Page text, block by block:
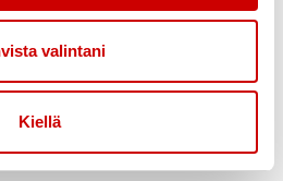
valintani
Kiellä
hankkia kuljetettava
välineistö, jotka kulkevat
tarvitaan – ihmisten luo.
rakentamaan terveempää